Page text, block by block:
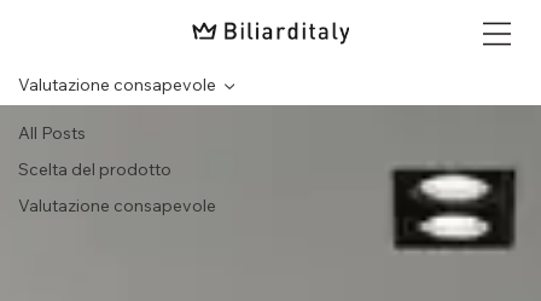
All Posts
Scelta del prodotto
Valutazione consapevole
Valutazione consapevole